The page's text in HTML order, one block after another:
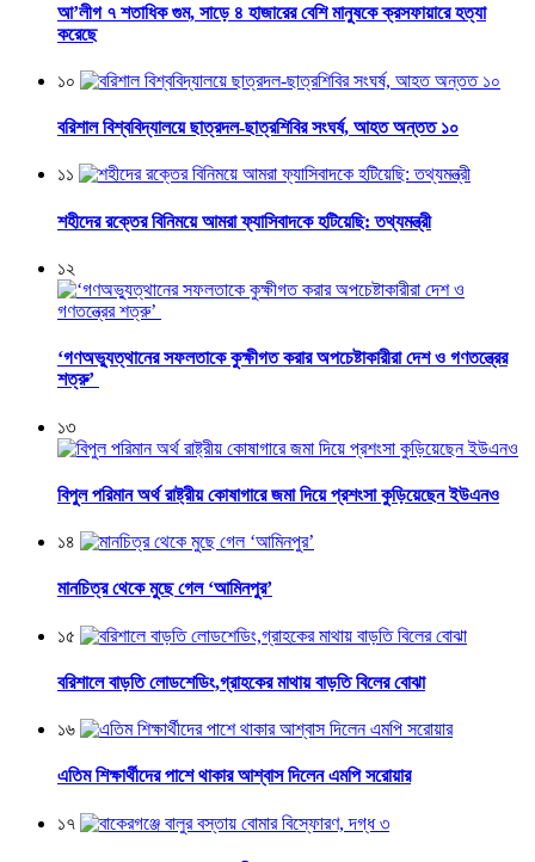
আ’লীগ ৭ শতাধিক গুম, সাড়ে ৪ হাজারের বেশি মানুষকে ক্রসফায়ারে হত্যা
করেছে
১০
বরিশাল বিশ্ববিদ্যালয়ে ছাত্রদল-ছাত্রশিবির সংঘর্ষ, আহত অন্তত ১০
১১
শহীদের রক্তের বিনিময়ে আমরা ফ্যাসিবাদকে হটিয়েছি: তথ্যমন্ত্রী
১২
‘গণঅভ্যুত্থানের সফলতাকে কুক্ষীগত করার অপচেষ্টাকারীরা দেশ ও গণতন্ত্রের
শত্রু’
১৩
বিপুল পরিমান অর্থ রাষ্ট্রীয় কোষাগারে জমা দিয়ে প্রশংসা কুড়িয়েছেন ইউএনও
১৪
মানচিত্র থেকে মুছে গেল ‘আমিনপুর’
১৫
বরিশালে বাড়তি লোডশেডিং,গ্রাহকের মাথায় বাড়তি বিলের বোঝা
১৬
এতিম শিক্ষার্থীদের পাশে থাকার আশ্বাস দিলেন এমপি সরোয়ার
১৭